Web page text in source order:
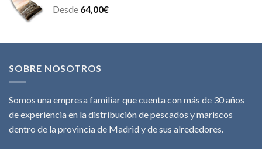
Desde 64,00€
SOBRE NOSOTROS
Somos una empresa familiar que cuenta con más de 30 años
de experiencia en la distribución de pescados y mariscos
dentro de la provincia de Madrid y de sus alrededores.